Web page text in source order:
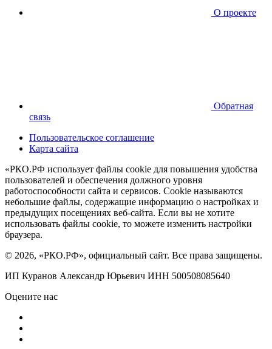
О проекте
Обратная
связь
Пользовательское соглашение
Карта сайта
«РКО.РФ использует файлы cookie для повышения удобства
пользователей и обеспечения должного уровня
работоспособности сайта и сервисов. Cookie называются
небольшие файлы, содержащие информацию о настройках и
предыдущих посещениях веб-сайта. Если вы не хотите
использовать файлы cookie, то можете изменить настройки
браузера.
© 2026, «РКО.РФ», официальный сайт. Все права защищены.
ИП Куранов Александр Юрьевич ИНН 500508085640
Оцените нас